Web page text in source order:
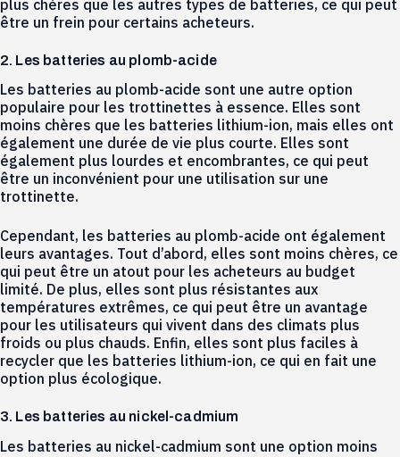
plus chères que les autres types de batteries, ce qui peut
être un frein pour certains acheteurs.
2. Les batteries au plomb-acide
Les batteries au plomb-acide sont une autre option
populaire pour les trottinettes à essence. Elles sont
moins chères que les batteries lithium-ion, mais elles ont
également une durée de vie plus courte. Elles sont
également plus lourdes et encombrantes, ce qui peut
être un inconvénient pour une utilisation sur une
trottinette.
Cependant, les batteries au plomb-acide ont également
leurs avantages. Tout d’abord, elles sont moins chères, ce
qui peut être un atout pour les acheteurs au budget
limité. De plus, elles sont plus résistantes aux
températures extrêmes, ce qui peut être un avantage
pour les utilisateurs qui vivent dans des climats plus
froids ou plus chauds. Enfin, elles sont plus faciles à
recycler que les batteries lithium-ion, ce qui en fait une
option plus écologique.
3. Les batteries au nickel-cadmium
Les batteries au nickel-cadmium sont une option moins